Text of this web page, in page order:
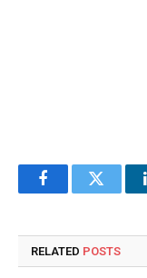
FacebookTwitter
RELATED POSTS